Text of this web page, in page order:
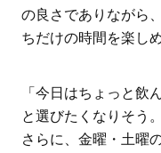
の良さでありながら
ちだけの時間を楽し
「今日はちょっと飲
と選びたくなりそう。
さらに、金曜・土曜